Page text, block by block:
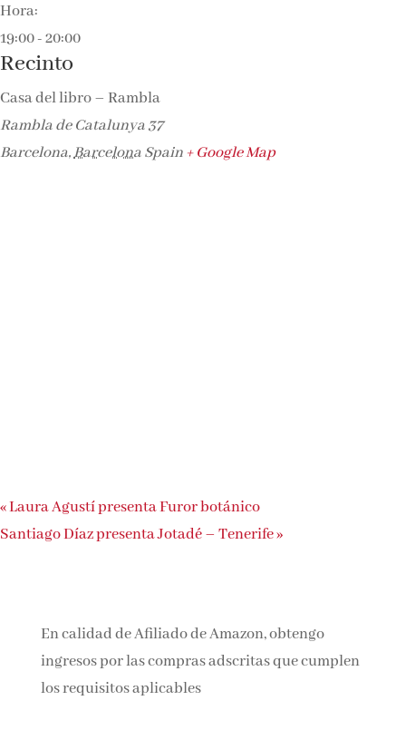
Hora:
19:00 - 20:00
Recinto
Casa del libro – Rambla
Rambla de Catalunya 37
Barcelona,BarcelonaSpain + Google Map
«Laura Agustí presenta Furor botánico
Santiago Díaz presenta Jotadé – Tenerife»
En calidad de Afiliado de Amazon, obtengo
ingresos por las compras adscritas que cumplen
los requisitos aplicables